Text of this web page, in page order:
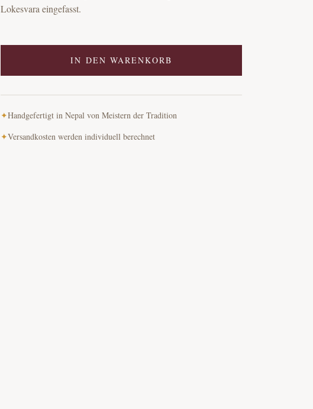
Lokesvara eingefasst.
IN DEN WARENKORB
✦Handgefertigt in Nepal von Meistern der Tradition
✦Versandkosten werden individuell berechnet